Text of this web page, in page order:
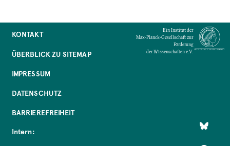
KONTAKT
ÜBERBLICK ZU SITEMAP
IMPRESSUM
DATENSCHUTZ
BARRIEREFREIHEIT
Intern:
Ein Institut der
Max-Planck-Gesellschaft zur
Förderung
der Wissenschaften e.V.